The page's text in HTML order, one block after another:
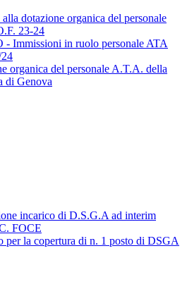
dotazione organica del personale
23-24
- Immissioni in ruolo personale ATA
organica del personale A.T.A. della
di Genova
incarico di D.S.G.A ad interim
FOCE
per la copertura di n. 1 posto di DSGA